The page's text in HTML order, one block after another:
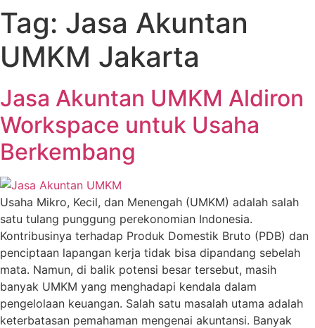
Tag: Jasa Akuntan
UMKM Jakarta
Jasa Akuntan UMKM Aldiron
Workspace untuk Usaha
Berkembang
Usaha Mikro, Kecil, dan Menengah (UMKM) adalah salah
satu tulang punggung perekonomian Indonesia.
Kontribusinya terhadap Produk Domestik Bruto (PDB) dan
penciptaan lapangan kerja tidak bisa dipandang sebelah
mata. Namun, di balik potensi besar tersebut, masih
banyak UMKM yang menghadapi kendala dalam
pengelolaan keuangan. Salah satu masalah utama adalah
keterbatasan pemahaman mengenai akuntansi. Banyak